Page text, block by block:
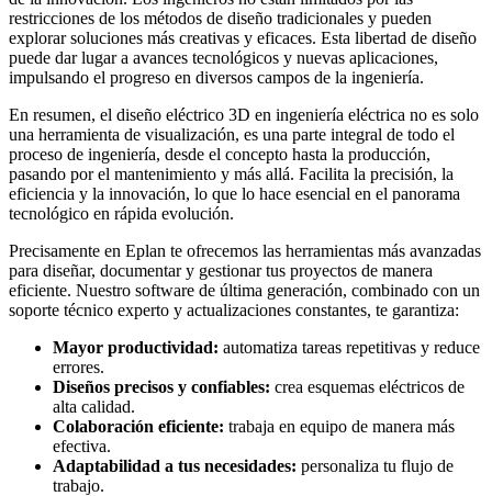
restricciones de los métodos de diseño tradicionales y pueden
explorar soluciones más creativas y eficaces. Esta libertad de diseño
puede dar lugar a avances tecnológicos y nuevas aplicaciones,
impulsando el progreso en diversos campos de la ingeniería.
En resumen, el diseño eléctrico 3D en ingeniería eléctrica no es solo
una herramienta de visualización, es una parte integral de todo el
proceso de ingeniería, desde el concepto hasta la producción,
pasando por el mantenimiento y más allá. Facilita la precisión, la
eficiencia y la innovación, lo que lo hace esencial en el panorama
tecnológico en rápida evolución.
Precisamente en Eplan te ofrecemos las herramientas más avanzadas
para diseñar, documentar y gestionar tus proyectos de manera
eficiente. Nuestro software de última generación, combinado con un
soporte técnico experto y actualizaciones constantes, te garantiza:
Mayor productividad: automatiza tareas repetitivas y reduce
errores.
Diseños precisos y confiables: crea esquemas eléctricos de
alta calidad.
Colaboración eficiente: trabaja en equipo de manera más
efectiva.
Adaptabilidad a tus necesidades: personaliza tu flujo de
trabajo.